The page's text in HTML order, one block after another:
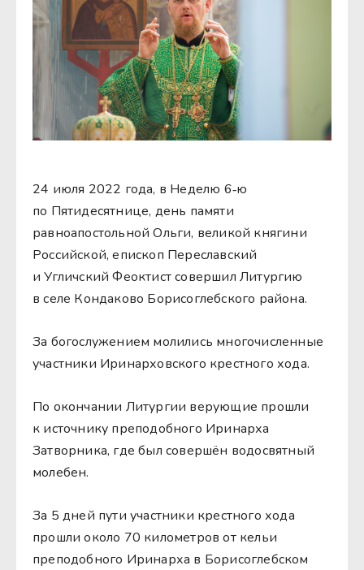
24 июля 2022 года, в Неделю 6‑ю
по Пятидесятнице, день памяти
равноапостольной Ольги, великой княгини
Российской, епископ Переславский
и Угличский Феоктист совершил Литургию
в селе Кондаково Борисоглебского района.
За богослужением молились многочисленные
участники Иринарховского крестного хода.
По окончании Литургии верующие прошли
к источнику преподобного Иринарха
Затворника, где был совершён водосвятный
молебен.
За 5 дней пути участники крестного хода
прошли около 70 километров от кельи
преподобного Иринарха в Борисоглебском